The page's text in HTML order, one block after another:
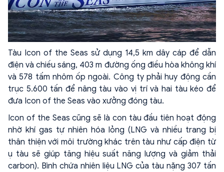
Tàu Icon of the Seas sử dụng 14,5 km dây cáp để dẫn
điện và chiếu sáng, 403 m đường ống điều hòa không khí
và 578 tấm nhôm ốp ngoài. Công ty phải huy động cần
trục 5.600 tấn để nâng tàu vào vị trí và hai tàu kéo để
đưa Icon of the Seas vào xưởng đóng tàu.
Icon of the Seas cũng sẽ là con tàu đầu tiên hoạt động
nhờ khí gas tự nhiên hóa lỏng (LNG và nhiều trang bị
thân thiện với môi trường khác trên tàu như cấp điện từ
ụ tàu sẽ giúp tăng hiệu suất năng lượng và giảm thải
carbon). Bình chứa nhiên liệu LNG của tàu nặng 307 tấn